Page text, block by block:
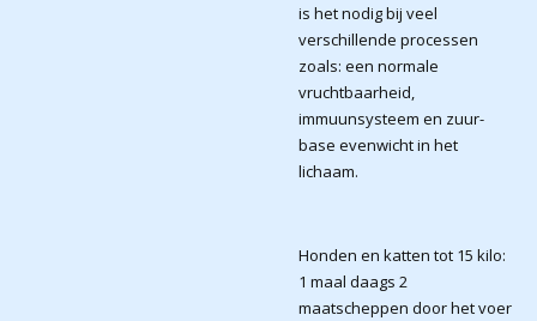
is het nodig bij veel
verschillende processen
zoals: een normale
vruchtbaarheid,
immuunsysteem en zuur-
base evenwicht in het
lichaam.
Honden en katten tot 15 kilo:
1 maal daags 2
maatscheppen door het voer